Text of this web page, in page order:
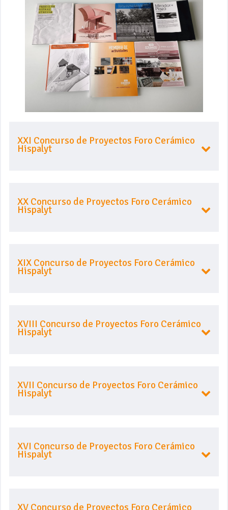
XXI Concurso de Proyectos Foro Cerámico
Hispalyt
XX Concurso de Proyectos Foro Cerámico
Hispalyt
XIX Concurso de Proyectos Foro Cerámico
Hispalyt
XVIII Concurso de Proyectos Foro Cerámico
Hispalyt
XVII Concurso de Proyectos Foro Cerámico
Hispalyt
XVI Concurso de Proyectos Foro Cerámico
Hispalyt
XV Concurso de Proyectos Foro Cerámico